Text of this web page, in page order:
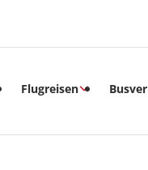
Flugreisen